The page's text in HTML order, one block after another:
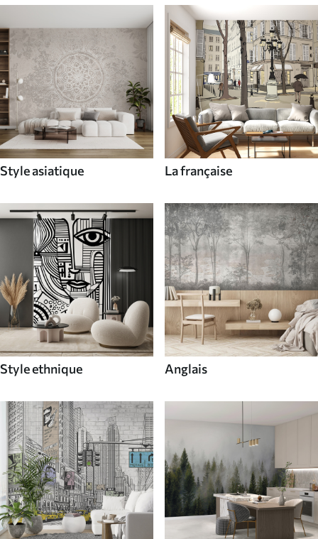
Style asiatique La française
Style ethnique Anglais